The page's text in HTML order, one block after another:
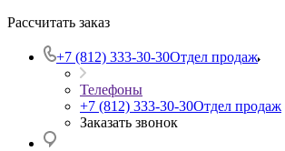
Рассчитать заказ
+7 (812) 333-30-30Отдел продаж
Телефоны
+7 (812) 333-30-30Отдел продаж
Заказать звонок